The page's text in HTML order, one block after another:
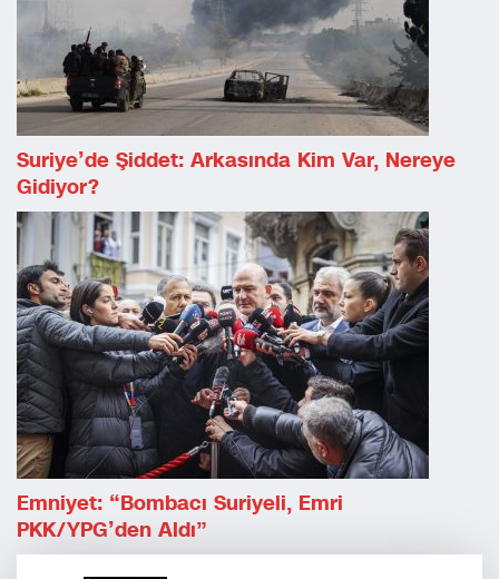
Suriye’de Şiddet: Arkasında Kim Var, Nereye
Gidiyor?
Emniyet: “Bombacı Suriyeli, Emri
PKK/YPG’den Aldı”